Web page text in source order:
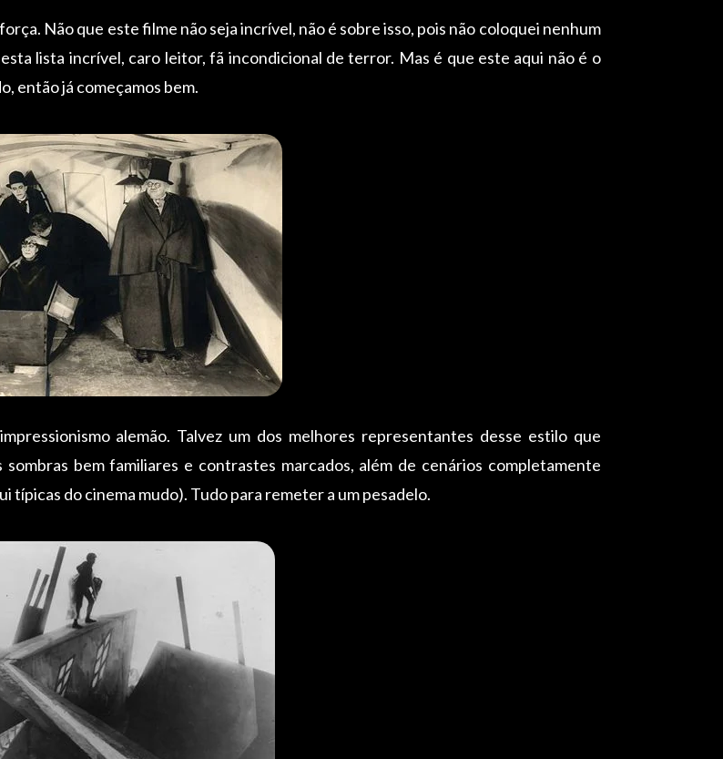
Não que este filme não seja incrível, não é sobre isso, pois não coloquei nenhum
lista incrível, caro leitor, fã incondicional de terror. Mas é que este aqui não é o
então já começamos bem.
alemão. Talvez um dos melhores representantes desse estilo que
bem familiares e contrastes marcados, além de cenários completamente
do cinema mudo). Tudo para remeter a um pesadelo.